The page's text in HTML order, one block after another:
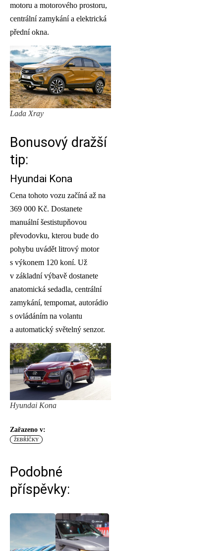
motoru a motorového prostoru,
centrální zamykání a elektrická
přední okna.
Lada Xray
Bonusový dražší
tip:
Hyundai Kona
Cena tohoto vozu začíná až na
369 000 Kč. Dostanete
manuální šestistupňovou
převodovku, kterou bude do
pohybu uvádět litrový motor
s výkonem 120 koní. Už
v základní výbavě dostanete
anatomická sedadla, centrální
zamykání, tempomat, autorádio
s ovládáním na volantu
a automatický světelný senzor.
Hyundai Kona
Zařazeno v:
ŽEBŘÍČKY
Podobné
příspěvky: